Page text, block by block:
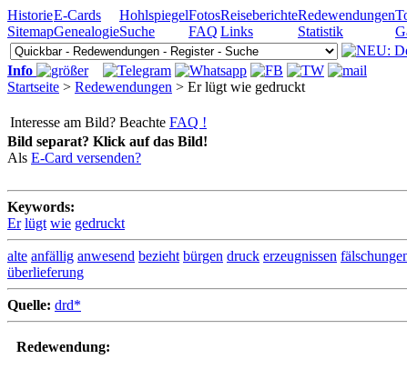
HistorieE-Cards HohlspiegelFotosReiseberichteRedewendungen
SitemapGenealogieSuche FAQ Links Statistik
Info
Startseite > Redewendungen > Er lügt wie gedruckt
Interesse am Bild? Beachte FAQ !
Bild separat? Klick auf das Bild!
Als E-Card versenden?
Keywords:
Er lügt wie gedruckt
alte anfällig anwesend bezieht bürgen druck erzeugnissen
überlieferung
Quelle: drd*
Redewendung: